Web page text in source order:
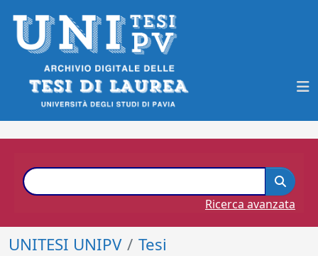
Ricerca avanzata
UNITESI UNIPV
Tesi